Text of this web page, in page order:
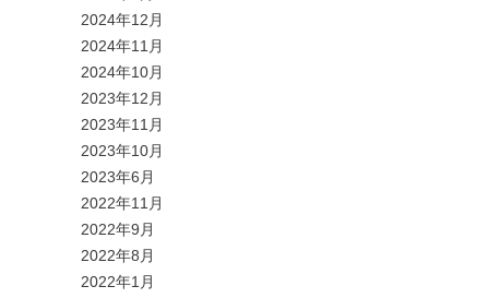
2024年12月
2024年11月
2024年10月
2023年12月
2023年11月
2023年10月
2023年6月
2022年11月
2022年9月
2022年8月
2022年1月